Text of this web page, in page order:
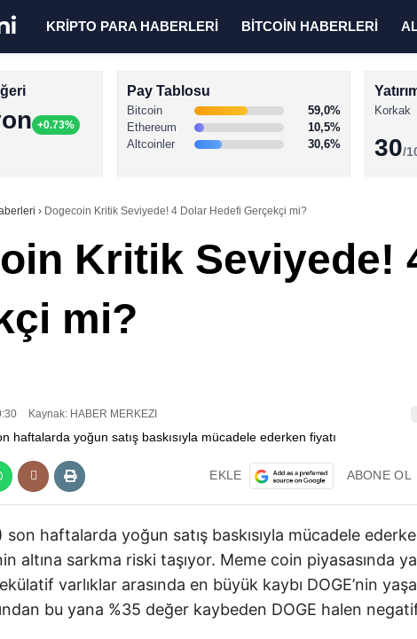
KRİPTO PARA HABERLERİ BİTCOİN HABERLERİ
+0.73%
Pay Tablosu
Bitcoin
59,0%
Ethereum
10,5%
Altcoinler
30,6%
Korkak
30/
› Dogecoin Kritik Seviyede! 4 Dolar Hedefi Gerçekçi mi?
Kritik Seviyede!
mi?
Kaynak: HABER MERKEZI
EKLE ABONE OL
son haftalarda yoğun satış baskısıyla mücadele
altına sarkma riski taşıyor. Meme coin piyasasında
varlıklar arasında en büyük kaybı DOGE’nin
bu yana %35 değer kaybeden DOGE halen